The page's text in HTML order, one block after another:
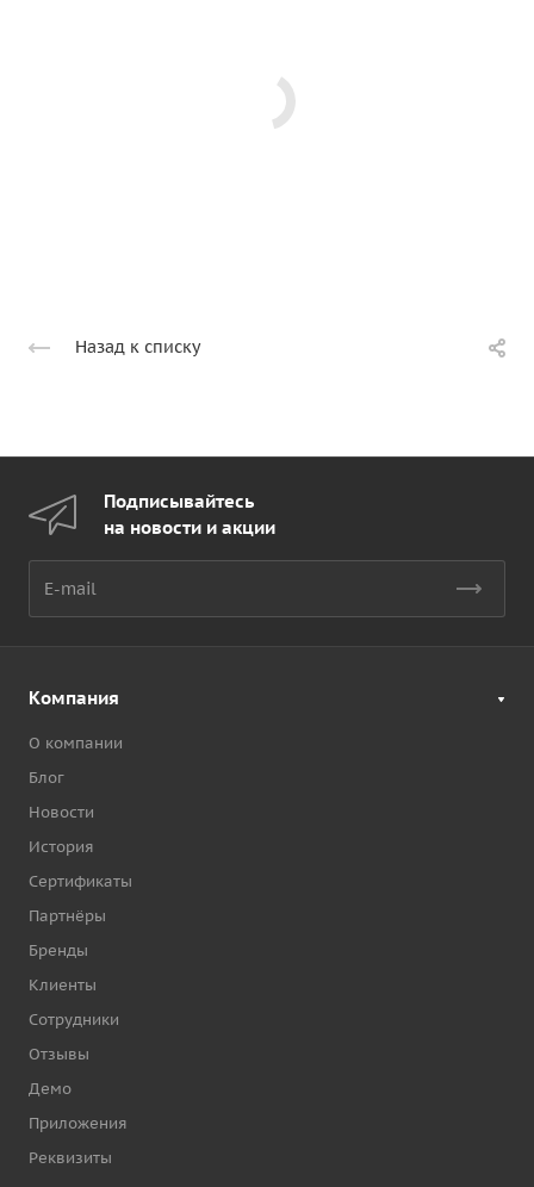
Назад к списку
Подписывайтесь
на новости и акции
Компания
О компании
Блог
Новости
История
Сертификаты
Партнёры
Бренды
Клиенты
Сотрудники
Отзывы
Демо
Приложения
Реквизиты